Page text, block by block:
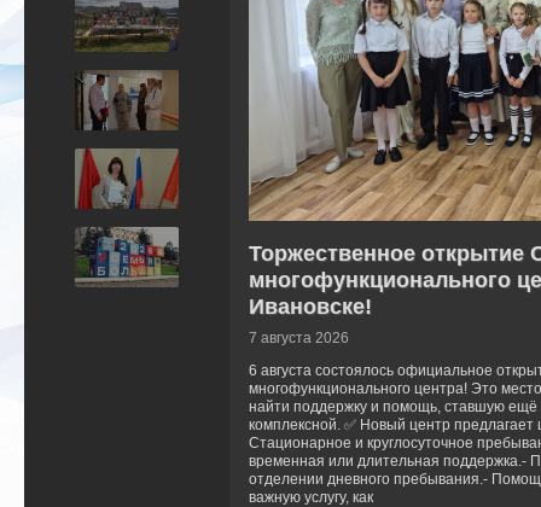
Торжественное открытие
многофункционального
Ивановске!
7 августа 2026
6 августа состоялось официальное
многофункционального центра! Это
найти поддержку и помощь, ставшую ещё
комплексной. ✅ Новый центр предлагает
Стационарное и круглосуточное
временная или длительная поддержка.-
отделении дневного пребывания.-
важную услугу, как